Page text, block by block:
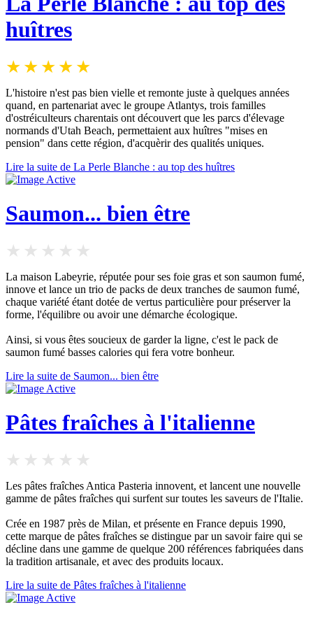
huîtres
L'histoire n'est pas bien vielle et remonte juste à quelques années
quand, en partenariat avec le groupe Atlantys, trois familles
d'ostréiculteurs charentais ont découvert que les parcs d'élevage
normands d'Utah Beach, permettaient aux huîtres "mises en
pension" dans cette région, d'acquèrir des qualités uniques.
Lire la suite de La Perle Blanche : au top des huîtres
Saumon... bien être
La maison Labeyrie, réputée pour ses foie gras et son saumon fumé,
innove et lance un trio de packs de deux tranches de saumon fumé,
chaque variété étant dotée de vertus particulière pour préserver la
forme, l'équilibre ou avoir une démarche écologique.
Ainsi, si vous êtes soucieux de garder la ligne, c'est le pack de
saumon fumé basses calories qui fera votre bonheur.
Lire la suite de Saumon... bien être
Pâtes fraîches à l'italienne
Les pâtes fraîches Antica Pasteria innovent, et lancent une nouvelle
gamme de pâtes fraîches qui surfent sur toutes les saveurs de l'Italie.
Crée en 1987 près de Milan, et présente en France depuis 1990,
cette marque de pâtes fraîches se distingue par un savoir faire qui se
décline dans une gamme de quelque 200 références fabriquées dans
la tradition artisanale, et avec des produits locaux.
Lire la suite de Pâtes fraîches à l'italienne